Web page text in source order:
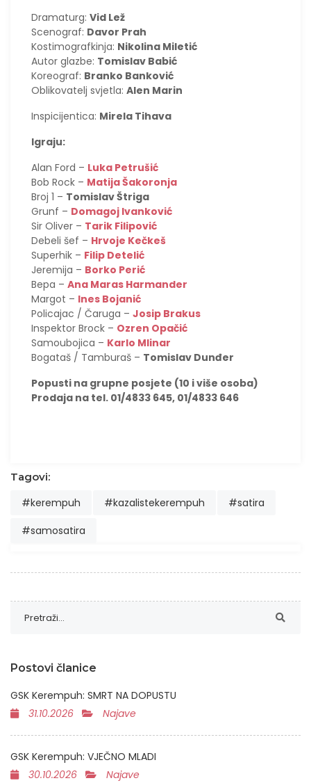
Dramaturg: Vid Lež
Scenograf: Davor Prah
Kostimografkinja: Nikolina Miletić
Autor glazbe: Tomislav Babić
Koreograf: Branko Banković
Oblikovatelj svjetla: Alen Marin
Inspicijentica: Mirela Tihava
Igraju:
Alan Ford – Luka Petrušić
Bob Rock – Matija Šakoronja
Broj 1 – Tomislav Štriga
Grunf – Domagoj Ivanković
Sir Oliver – Tarik Filipović
Debeli šef – Hrvoje Kečkeš
Superhik – Filip Detelić
Jeremija – Borko Perić
Bepa – Ana Maras Harmander
Margot – Ines Bojanić
Policajac / Čaruga – Josip Brakus
Inspektor Brock – Ozren Opačić
Samoubojica – Karlo Mlinar
Bogataš / Tamburaš – Tomislav Dunđer
Popusti na grupne posjete (10 i više osoba)
Prodaja na tel. 01/4833 645, 01/4833 646
Tagovi:
#kerempuh #kazalistekerempuh
#satira
#samosatira
Postovi članice
GSK Kerempuh: SMRT NA DOPUSTU
31.10.2026
Najave
GSK Kerempuh: VJEČNO MLADI
30.10.2026
Najave